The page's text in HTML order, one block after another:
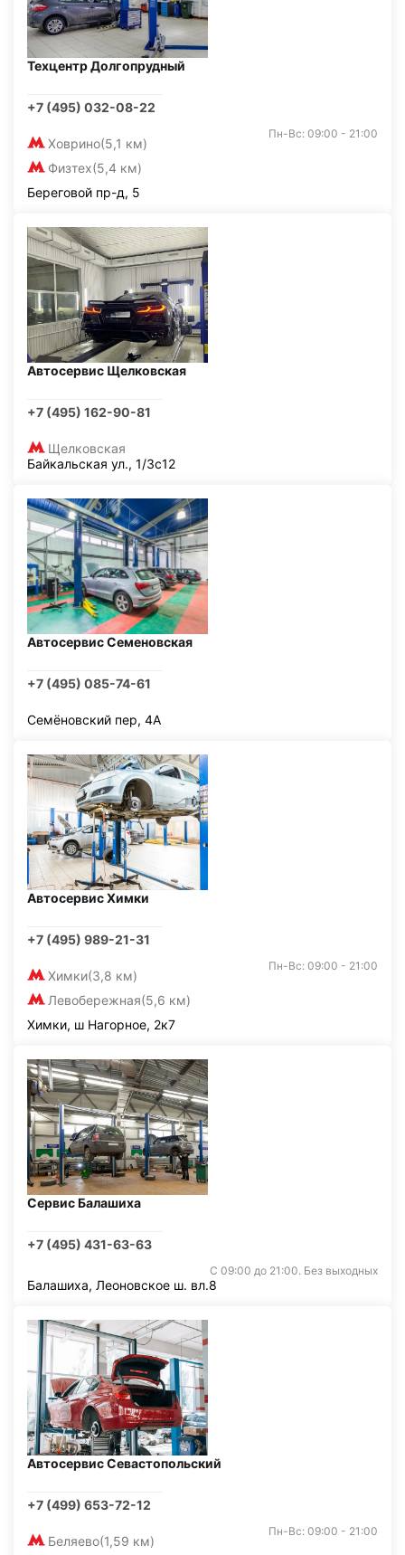
Техцентр Долгопрудный
+7 (495) 032-08-22
Ховрино(5,1 км)
Физтех(5,4 км)
Пн-Вс: 09:00 - 21:00
Береговой пр-д, 5
Автосервис Щелковская
+7 (495) 162-90-81
Щелковская
Байкальская ул., 1/3с12
Автосервис Семеновская
+7 (495) 085-74-61
Семёновский пер, 4А
Автосервис Химки
+7 (495) 989-21-31
Химки(3,8 км)
Левобережная(5,6 км)
Пн-Вс: 09:00 - 21:00
Химки, ш Нагорное, 2к7
Сервис Балашиха
+7 (495) 431-63-63
С 09:00 до 21:00. Без выходных
Балашиха, Леоновское ш. вл.8
Автосервис Севастопольский
+7 (499) 653-72-12
Беляево(1,59 км)
Пн-Вс: 09:00 - 21:00